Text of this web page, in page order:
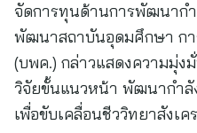
จัดการทุนด้านการพัฒนาก
พัฒนาสถาบันอุดมศึกษา กา
(บพค.) กล่าวแสดงความมุ่ง
วิจัยขั้นแนวหน้า พัฒนากำลั
เพื่อขับเคลื่อนชีววิทยาสังเ